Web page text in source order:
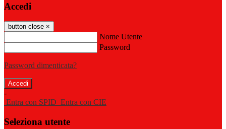
Accedi
button close ×
Nome Utente
Password
Password dimenticata?
-
Entra con SPID Entra con CIE
Seleziona utente